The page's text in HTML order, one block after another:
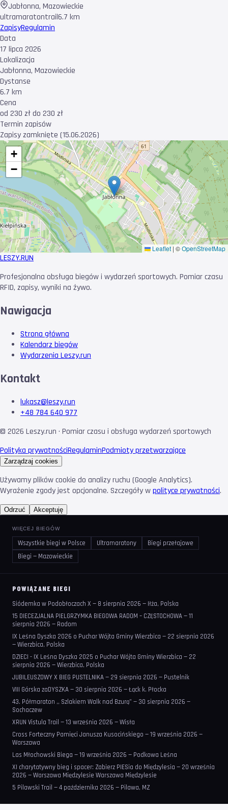
Jabłonna, Mazowieckie
ultramaratontrail6.7 km
ZapisyRegulamin
Data
17 lipca 2026
Lokalizacja
Jabłonna, Mazowieckie
Dystanse
6.7 km
Cena
od 230 zł do 230 zł
Termin zapisów
Zapisy zamknięte (15.06.2026)
+
−
Leaflet | ©OpenStreetMap
LESZY.RUN
Profesjonalna obsługa biegów i wydarzeń sportowych. Pomiar czasu
RFID, zapisy, wyniki na żywo.
Nawigacja
Strona główna
Kalendarz biegów
Wydarzenia Leszy.run
Kontakt
lukasz@leszy.run
+48 784 640 977
© 2026 Leszy.run · Pomiar czasu i obsługa wydarzeń sportowych
Polityka prywatnościRegulaminPodmioty przetwarzające
Zarządzaj cookies
Używamy plików cookie do analizy ruchu (Google Analytics).
Wyrażenie zgody jest opcjonalne. Szczegóły wpolityce prywatności.
Odrzuć Akceptuję
WIĘCEJ BIEGÓW
Wszystkie biegi w Polsce Ultramaratony
Biegi przełajowe
Biegi — Mazowieckie
POWIĄZANE BIEGI
Siódemka w Podobłoczach X — 8 sierpnia 2026 — Iłża, Polska
15 DIECEZJALNA PIELGRZYMKA BIEGOWA RADOM – CZĘSTOCHOWA — 11
sierpnia 2026 — Radom
IX Leśna Dyszka 2026 o Puchar Wójta Gminy Wierzbica — 22 sierpnia 2026
— Wierzbica, Polska
DZIECI - IX Leśna Dyszka 2025 o Puchar Wójta Gminy Wierzbica — 22
sierpnia 2026 — Wierzbica, Polska
JUBILEUSZOWY X BIEG PUSTELNIKA — 29 sierpnia 2026 — Pustelnik
VIII Górska zaDYSZKA — 30 sierpnia 2026 — Łąck k. Płocka
43. Półmaraton ,, Szlakiem Walk nad Bzurą” — 30 sierpnia 2026 —
Sochaczew
XRUN Vistula Trail — 13 września 2026 — Wisła
Cross Forteczny Pamięci Janusza Kusocińskiego — 19 września 2026 —
Warszawa
Las Młochowski Biega — 19 września 2026 — Podkowa Leśna
XI charytatywny bieg i spacer: Zabierz PIESia do Międzylesia — 20 września
2026 — Warszawa Międzylesie Warszawa Międzylesie
5 Pilawski Trail — 4 października 2026 — Pilawa, MZ